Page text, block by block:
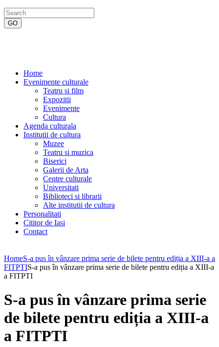
Home
Evenimente culturale
Teatru si film
Expozitii
Evenimente
Cultura
Agenda culturala
Institutii de cultura
Muzee
Teatru si muzica
Biserici
Galerii de Arta
Centre culturale
Universitati
Biblioteci si librarii
Alte institutii de cultura
Personalitati
Cititor de Iasi
Contact
HomeS-a pus în vânzare prima serie de bilete pentru ediția a XIII-a a
FITPTIS-a pus în vânzare prima serie de bilete pentru ediția a XIII-a
a FITPTI
S-a pus în vânzare prima serie
de bilete pentru ediția a XIII-a
a FITPTI